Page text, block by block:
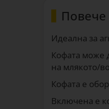
Повече
Идеална за
Кофата може
на млякото/
Кофата е
Включена е